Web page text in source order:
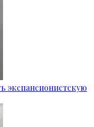
экспансионистскую